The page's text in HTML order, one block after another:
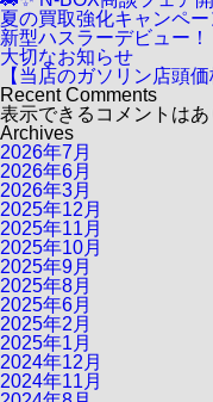
夏の買取強化キャンペー
新型ハスラーデビュー！
大切なお知らせ
【当店のガソリン店頭
Recent Comments
表示できるコメントはあ
Archives
2026年7月
2026年6月
2026年3月
2025年12月
2025年11月
2025年10月
2025年9月
2025年8月
2025年6月
2025年2月
2025年1月
2024年12月
2024年11月